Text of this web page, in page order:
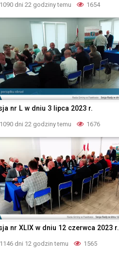
1090 dni 22 godziny temu 1654
nr L w dniu 3 lipca 2023 r.
1090 dni 22 godziny temu 1676
nr XLIX w dniu 12 czerwca 2023 r.
1146 dni 12 godzin temu 1565